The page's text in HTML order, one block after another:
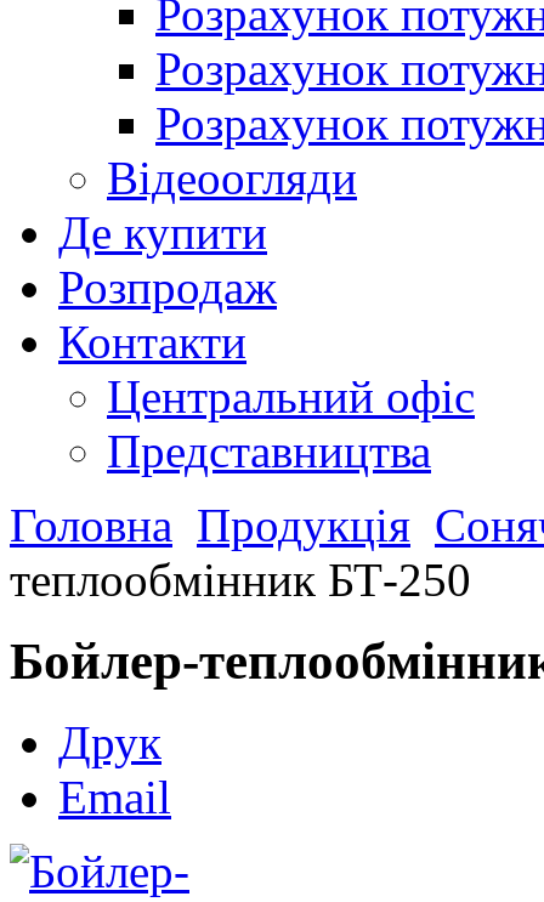
Розрахунок
Розрахунок
Розрахунок
Відеоогляди
Де купити
Розпродаж
Контакти
Центральний офіс
Представництва
Головна Продукція
теплообмінник БТ-250
Бойлер-
Друк
Email